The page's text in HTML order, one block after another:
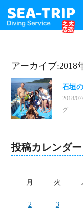
アーカイブ:2018
石垣
2018/
グ
投稿カレンダー
月
火
2
3